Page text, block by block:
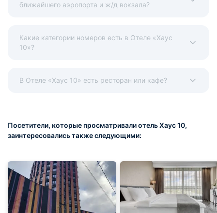
ближайшего аэропорта и ж/д вокзала?
Какие категории номеров есть в Отеле «Хаус
10»?
В Отеле «Хаус 10» есть ресторан или кафе?
Посетители, которые просматривали отель Хаус 10,
заинтересовались также следующими: